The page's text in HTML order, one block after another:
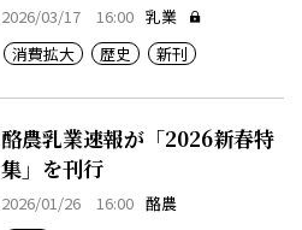
2026/03/17 16:00 乳業
消費拡大
歴史 新刊
酪農乳業速報が「2026新春特
集」を刊行
2026/01/26 16:00 酪農